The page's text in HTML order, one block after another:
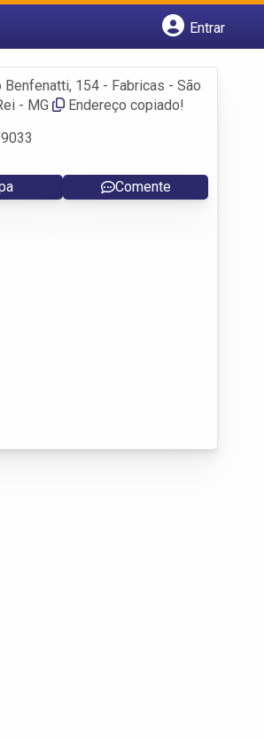
Entrar
Benfenatti, 154 - Fabricas - São
- MG
Endereço copiado!
Comente